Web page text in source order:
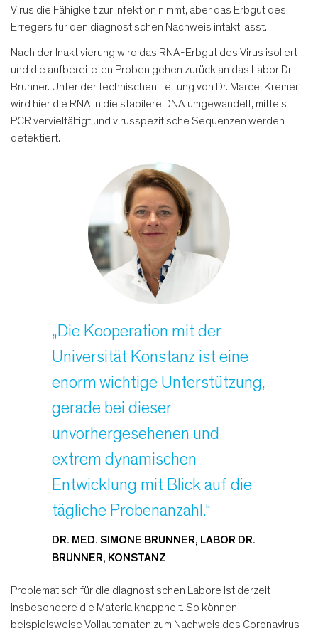
Virus die Fähigkeit zur Infektion nimmt, aber das Erbgut des
Erregers für den diagnostischen Nachweis intakt lässt.
Nach der Inaktivierung wird das RNA-Erbgut des Virus isoliert
und die aufbereiteten Proben gehen zurück an das Labor Dr.
Brunner. Unter der technischen Leitung von Dr. Marcel Kremer
wird hier die RNA in die stabilere DNA umgewandelt, mittels
PCR vervielfältigt und virusspezifische Sequenzen werden
detektiert.
„Die Kooperation mit der
Universität Konstanz ist eine
enorm wichtige Unterstützung,
gerade bei dieser
unvorhergesehenen und
extrem dynamischen
Entwicklung mit Blick auf die
tägliche Probenanzahl.“
DR. MED. SIMONE BRUNNER, LABOR DR.
BRUNNER, KONSTANZ
Problematisch für die diagnostischen Labore ist derzeit
insbesondere die Materialknappheit. So können
beispielsweise Vollautomaten zum Nachweis des Coronavirus